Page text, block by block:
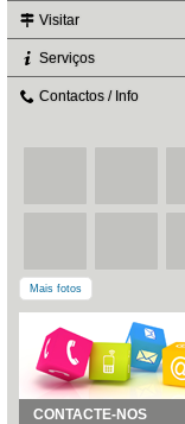
Visitar
Serviços
Contactos / Info
Mais fotos
CONTACTE-NOS